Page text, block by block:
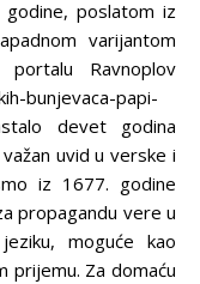
poslatom iz
varijantom
Ravnoplov
bunjevaca-papi-
devet godina
uvid u verske i
iz 1677. godine
propagandu vere u
moguće kao
prijemu. Za domaću